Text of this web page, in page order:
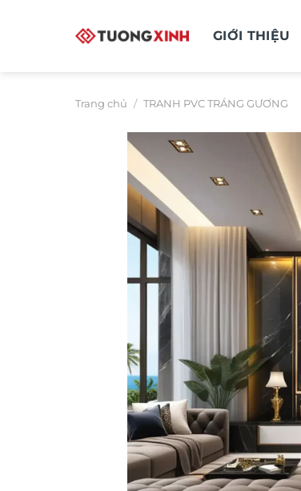
GIỚI THIỆU
Trang chủ / TRANH PVC TRÁNG GƯƠNG